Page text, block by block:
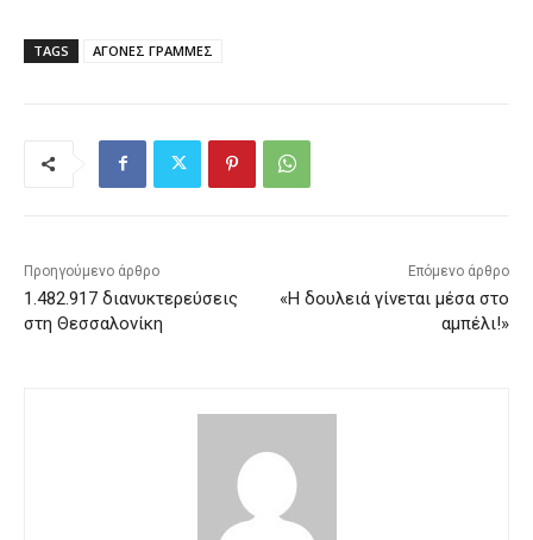
TAGS ΑΓΟΝΕΣ ΓΡΑΜΜΕΣ
Προηγούμενο άρθρο
1.482.917 διανυκτερεύσεις
στη Θεσσαλονίκη
Επόμενο άρθρο
«Η δουλειά γίνεται μέσα στο
αμπέλι!»